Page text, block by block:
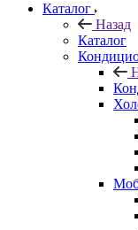
Каталог
Назад
Каталог